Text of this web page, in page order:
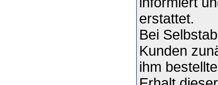
erstattet.
Bei
Kunden
ihm